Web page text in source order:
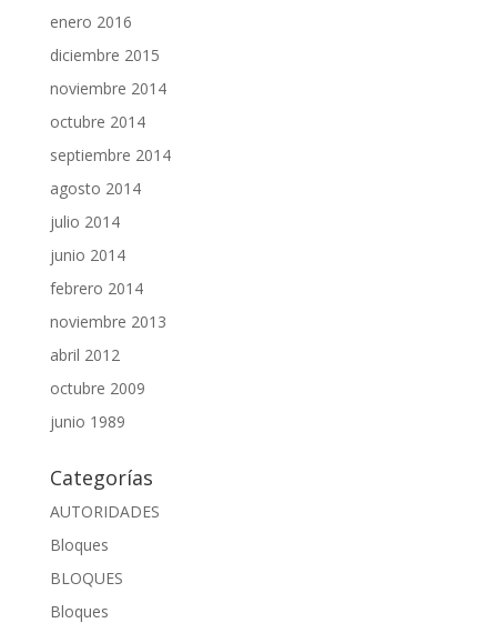
enero 2016
diciembre 2015
noviembre 2014
octubre 2014
septiembre 2014
agosto 2014
julio 2014
junio 2014
febrero 2014
noviembre 2013
abril 2012
octubre 2009
junio 1989
Categorías
AUTORIDADES
Bloques
BLOQUES
Bloques